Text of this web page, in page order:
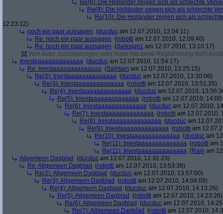
Re(8): Die Holländer zeigen sich als schlechte
Re(9): Die Holländer zeigen sich als schlechte
Re(10): Die Holländer zeigen sich als
12:23:12)
noch ein paar aussagen (ducduc am 12.07.2010, 12:04:11)
Re: noch ein paar aussagen (robotti am 12.07.2010, 12:09:40)
Re: noch ein paar aussagen (darksign1 am 12.07.2010, 13:10:17)
Vom Autor zurückgezogen oder Autor hat seine Registrierung nicht
Iniestaaaaaaaaaaaaaa (ducduc am 12.07.2010, 11:54:17)
Re: Iniestaaaaaaaaaaaaaa (Sajhtam am 12.07.2010, 13:25:15)
Re(2): Iniestaaaaaaaaaaaaaa (ducduc am 12.07.2010, 13:30:06)
Re(3): Iniestaaaaaaaaaaaaaa (robotti am 12.07.2010, 13:51:35)
Re(4): Iniestaaaaaaaaaaaaaa (ducduc am 12.07.2010,
Re(5): Iniestaaaaaaaaaaaaaa (robotti am 12.07.2010,
Re(6): Iniestaaaaaaaaaaaaaa (ducduc am 12.07.2010,
Re(7): Iniestaaaaaaaaaaaaaa (robotti am 12.07.2010,
Re(8): Iniestaaaaaaaaaaaaaa (ducduc am
Re(9): Iniestaaaaaaaaaaaaaa (robotti am
Re(10): Iniestaaaaaaaaaaaaaa (ducduc am
Re(11): Iniestaaaaaaaaaaaaaa (robotti am
Re(11): Iniestaaaaaaaaaaaaaa (Rain am
Allgemeen Dagblad (ducduc am 12.07.2010, 12:32:23)
Re: Allgemeen Dagblad (robotti am 12.07.2010, 13:53:38)
Re(2): Allgemeen Dagblad (ducduc am 12.07.2010, 13:57:00)
Re(3): Allgemeen Dagblad (robotti am 12.07.2010, 14:04:09)
Re(4): Allgemeen Dagblad (ducduc am 12.07.2010, 14:13:26)
Re(5): Allgemeen Dagblad (robotti am 12.07.2010, 14:23:26)
Re(6): Allgemeen Dagblad (ducduc am 12.07.2010,
Re(7): Allgemeen Dagblad (robotti am 12.07.2010,